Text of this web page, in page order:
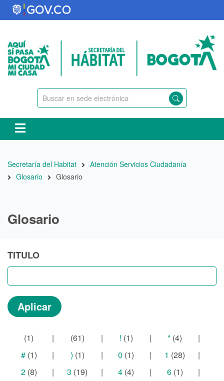
Pasar
al
principal
Ruta
de
Secretaría del Habitat
Atención Servicios Ciudadanía
Glosario
Glosario
Glosario
TITULO
(1) | (61) | ! (1) | " (4)
|
#(1) | ) (1) | 0 (1) | 1 (28)
|
2(8) | 3 (19) | 4 (4) | 6(1)
|